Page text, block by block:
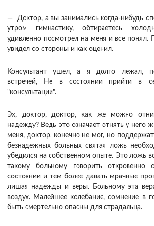
— Доктор, а вы занимались когда-нибудь
утром гимнастику, обтираетесь
удивленно посмотрел на меня и все понял.
увидел со стороны и как оценил.
Консультант ушел, а я долго лежал,
встречей, Не в состоянии прийти в
"консультации".
Эх, доктор, доктор, как же можно
надежду? Ведь это означает отнять у него
меня, доктор, конечно не мог, но
безнадежных больных святая ложь
убедился на собственном опыте. Это ложь
такому больному говорить откровенно
состоянии и тем более давать мрачные
лишая надежды и веры. Больному эта
воздух. Малейшее колебание, сомнение в
быть смертельно опасны для страдальца.